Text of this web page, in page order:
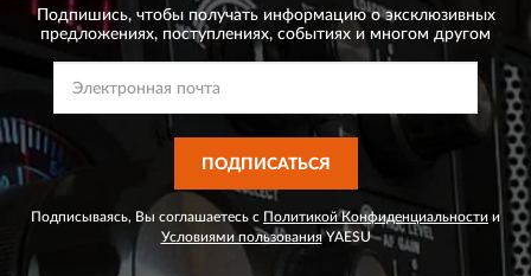
Подпишись, чтобы получать информацию о эксклюзивных
предложениях, поступлениях, событиях и многом другом
ПОДПИСАТЬСЯ
Подписываясь, Вы соглашаетесь с Политикой Конфиденциальности и
Условиями пользованияYAESU